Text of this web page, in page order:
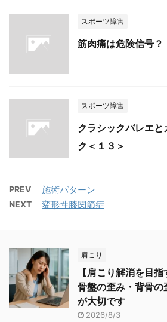
スポーツ障害
筋肉痛は危険信号？
スポーツ障害
クラシックバレエ
ク＜１３＞
PREV 施術パターン
NEXT 変形性膝関節症
肩こり
【肩こり解消を目
骨盤の歪み・背骨の
が大切です
2026/8/3